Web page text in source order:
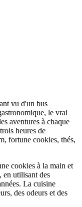
vu d'un bus
le vrai
aventures à chaque
heures de
fortune cookies, thés,
cookies à la main et
en utilisant des
La cuisine
des odeurs et des